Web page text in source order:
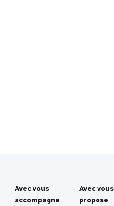
Avec vous
accompagne
Avec vous
propose